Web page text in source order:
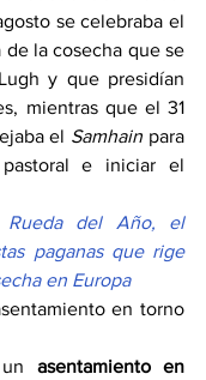
de la cosecha que se
y que presidían
mientras que el 31
el Samhain para
e iniciar el
Rueda del Año, el
paganas que rige
en Europa
en torno
asentamiento en